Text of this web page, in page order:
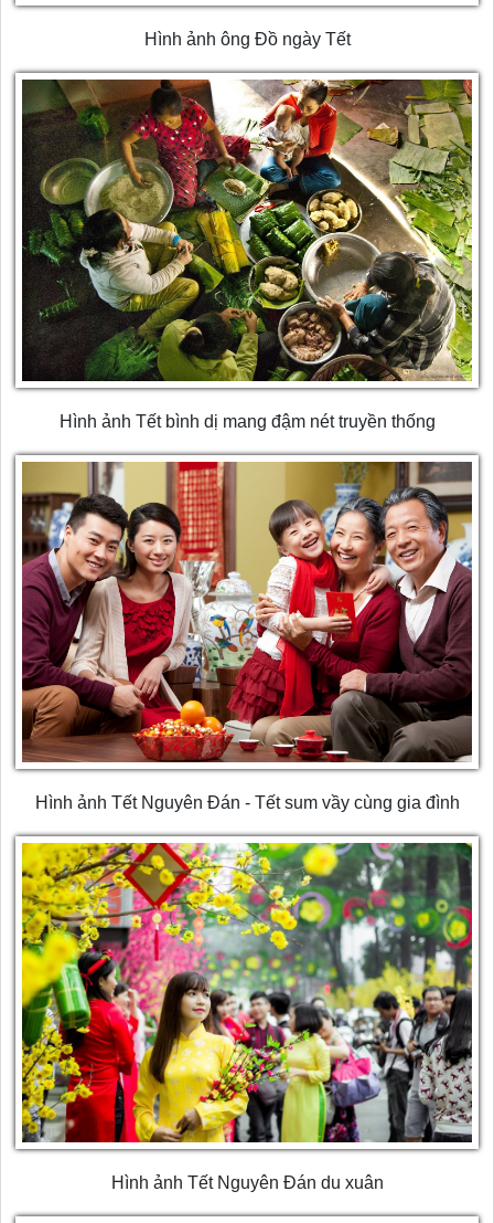
Hình ảnh ông Đồ ngày Tết
Hình ảnh Tết bình dị mang đậm nét truyền thống
Hình ảnh Tết Nguyên Đán - Tết sum vầy cùng gia đình
Hình ảnh Tết Nguyên Đán du xuân